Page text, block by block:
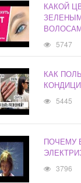
КАКОЙ
5747
КАК
5445
ПОЧЕМУ
3796